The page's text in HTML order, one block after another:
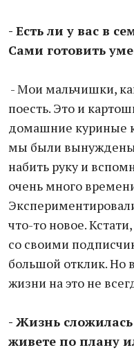
- Есть ли у вас в
Сами готовить
- Мои мальчишки,
поесть. Это и
домашние куриные
мы были
набить руку и
очень много
что-то новое.
со своими
большой отклик. Но
жизни на это не
- Жизнь
живете по плану